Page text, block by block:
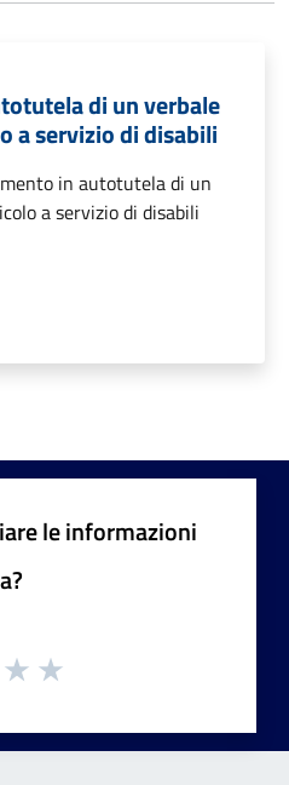
di un verbale
a servizio di disabili
in autotutela di un
a servizio di disabili
le informazioni